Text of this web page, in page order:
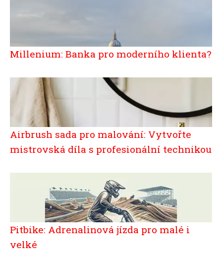
Millenium: Banka pro moderního klienta?
Airbrush sada pro malování: Vytvořte
mistrovská díla s profesionální technikou
Pitbike: Adrenalinová jízda pro malé i
velké